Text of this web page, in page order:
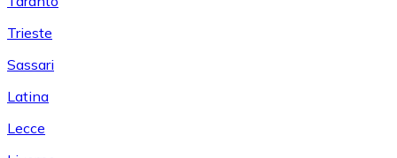
Trieste
Sassari
Latina
Lecce